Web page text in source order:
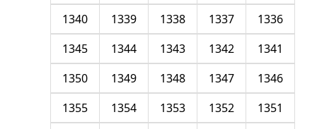
1336
1337
1338
1339
1340
1341
1342
1343
1344
1345
1346
1347
1348
1349
1350
1351
1352
1353
1354
1355